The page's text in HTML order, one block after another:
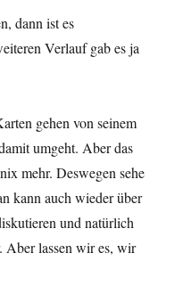
dann ist es
Verlauf gab es ja
gehen von seinem
umgeht. Aber das
mehr. Deswegen sehe
kann auch wieder über
und natürlich
Aber lassen wir es, wir